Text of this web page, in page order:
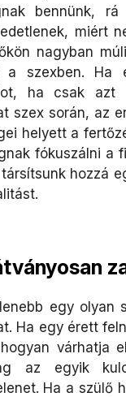
bennünk,
miért
nagyban
a szexben. Ha
ha csak azt
szex során, az
helyett a
fókuszálni a
hozzá
egy olyan
Ha egy érett
várhatja
az egyik
Ha a szülő